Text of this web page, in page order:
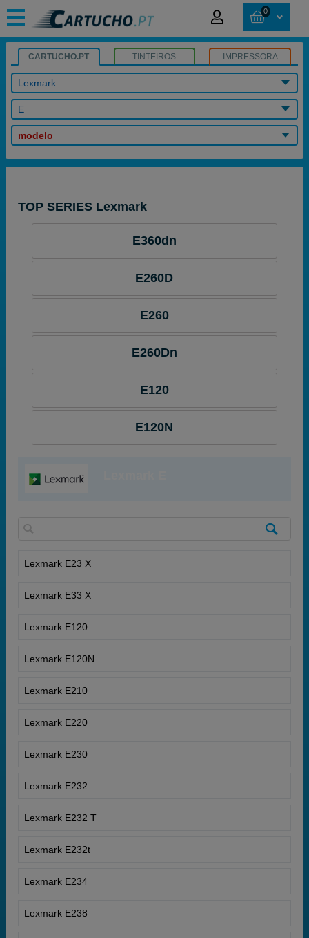
0
CARTUCHO.PT TINTEIROS IMPRESSORA
Lexmark
E
modelo
TOP SERIES Lexmark
E360dn
E260D
E260
E260Dn
E120
E120N
Lexmark E23 X
Lexmark E33 X
Lexmark E120
Lexmark E120N
Lexmark E210
Lexmark E220
Lexmark E230
Lexmark E232
Lexmark E232 T
Lexmark E232t
Lexmark E234
Lexmark E238